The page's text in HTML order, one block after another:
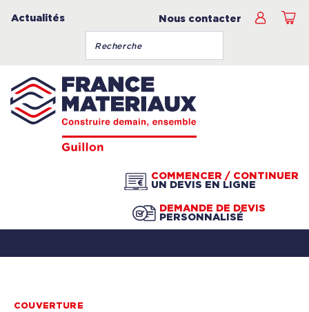
Actualités Nous contacter
COMMENCER / CONTINUER
UN DEVIS EN LIGNE
DEMANDE DE DEVIS
PERSONNALISÉ
COUVERTURE